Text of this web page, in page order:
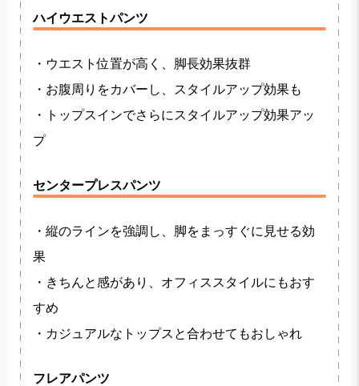
ハイウエストパンツ
・ウエスト位置が高く、脚長効果抜群
・お腹周りをカバーし、スタイルアップ効果も
・トップスインでさらにスタイルアップ効果アッ
プ
センタープレスパンツ
・縦のラインを強調し、脚をまっすぐに見せる効
果
・きちんと感があり、オフィススタイルにもおす
すめ
・カジュアルなトップスと合わせてもおしゃれ
フレアパンツ